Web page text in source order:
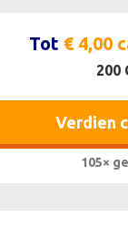
Tot € 4,00
200
Verdien
105×